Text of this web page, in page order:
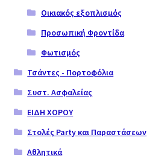
Οικιακός εξοπλισμός
Προσωπική Φροντίδα
Φωτισμός
Τσάντες - Πορτοφόλια
Συστ. Ασφαλείας
ΕΙΔΗ ΧΟΡΟΥ
Στολές Party και Παραστάσεων
Αθλητικά